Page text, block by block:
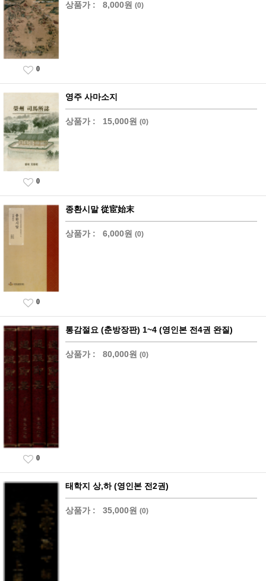
상품가 : 8,000원 (0)
0
영주 사마소지
상품가 : 15,000원 (0)
0
종환시말 從宦始末
상품가 : 6,000원 (0)
0
통감절요 (춘방장판) 1~4 (영인본 전4권 완질)
상품가 : 80,000원 (0)
0
태학지 상,하 (영인본 전2권)
상품가 : 35,000원 (0)